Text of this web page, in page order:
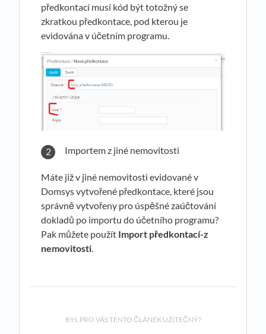
předkontací musí kód být totožný se
zkratkou předkontace, pod kterou je
evidována v účetním programu.
Importem z jiné nemovitosti
Máte již v jiné nemovitosti evidované v
Domsys vytvořené předkontace, které jsou
správně vytvořeny pro úspěšné zaúčtování
dokladů po importu do účetního programu?
Pak můžete použít Import předkontací-z
nemovitosti.
BYL PRO VÁS TENTO ČLÁNEK UŽITEČNÝ?